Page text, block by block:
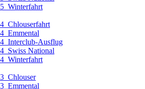
Ausflug
National